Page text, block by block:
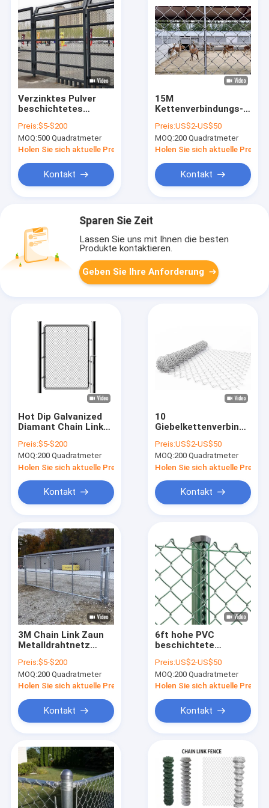
Produkte
VR-Show
Verzinktes Pulver
beschichtetes
Ausgedehntes Netz
Zaun für Prosion
Preis:$5-$200
MOQ:500 Quadratmeter
Holen Sie sich aktuelle Preis
Kontakt
15M
Kettenverbindungs-
Dip Galvanized
Diamant Roll
Preis:US$2-US$50
MOQ:200 Quadratmeter
Holen Sie sich aktuelle Preis
Kontakt
Sparen Sie Zeit
Lassen Sie uns mit Ihnen die besten
Produkte kontaktieren.
Geben Sie Ihre Anforderung
Hot Dip Galvanized
Diamant Chain Link
Zaun für Feld
Preis:$5-$200
MOQ:200 Quadratmeter
Holen Sie sich aktuelle Preis
Kontakt
10
Giebelkettenverbindung
Galvanisierter
Diamant
Sicherheitszaun
Preis:US$2-US$50
MOQ:200 Quadratmeter
Holen Sie sich aktuelle Preis
Kontakt
3M Chain Link Zaun
Metalldrahtnetz
Zaun
Preis:$5-$200
MOQ:200 Quadratmeter
Holen Sie sich aktuelle Preis
Kontakt
6ft hohe PVC
beschichtete
Diamantnetz
Edelstahl
Drahtgitterzaun
Preis:US$2-US$50
MOQ:200 Quadratmeter
Holen Sie sich aktuelle Preis
Kontakt